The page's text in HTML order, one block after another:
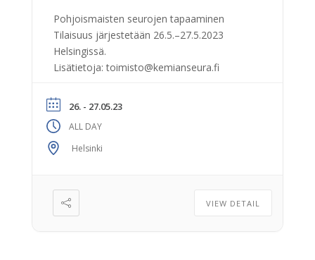
Pohjoismaisten seurojen tapaaminen
Tilaisuus järjestetään 26.5.–27.5.2023
Helsingissä.
Lisätietoja:toimisto@kemianseura.fi
26. - 27.05.23
ALL DAY
Helsinki
VIEW DETAIL